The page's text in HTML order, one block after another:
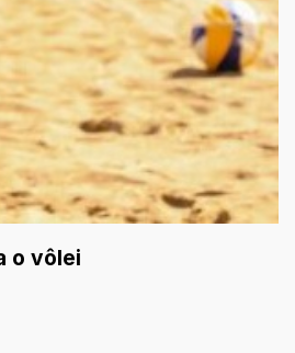
o vôlei